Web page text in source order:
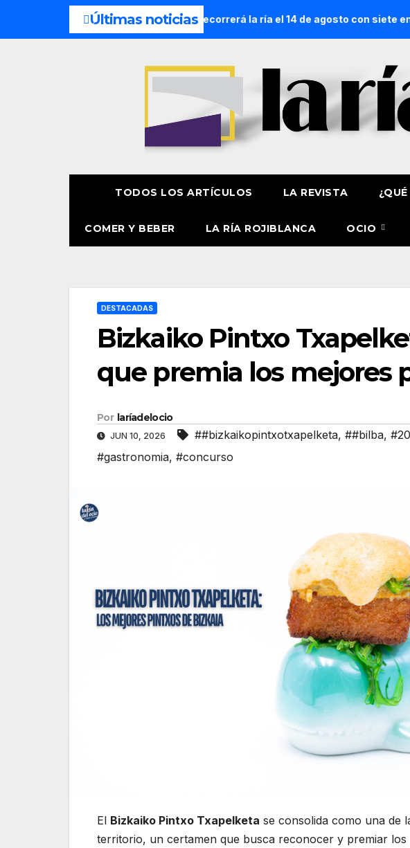
Últimas noticias
de la Amatxu de Begoña recorrerá la ría el 14 de agosto con siete
TODOS LOS ARTÍCULOS LA REVISTA
COMER Y BEBER LA RÍA ROJIBLANCA OCIO
DESTACADAS
Bizkaiko Pintxo
que premia los mejores
Por laríadelocio
JUN 10, 2026 ##bizkaikopintxotxapelketa, ##bilba,
#gastronomia, #concurso
El Bizkaiko Pintxo Txapelketa se consolida como una de
territorio, un certamen que busca reconocer y premiar los